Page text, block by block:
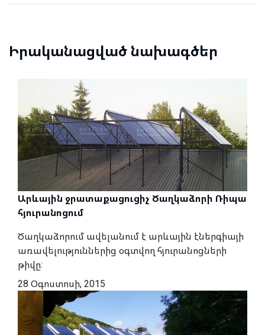
Իրականացված նախագծեր
Արևային ջրատաքացուցիչ Ծաղկաձորի Ռիպա
հյուրանոցում
Ծաղկաձորում ավելանում է արևային էներգիայի
առավելություններից օգտվող հյուրանոցների
թիվը:
28 Օգոստոսի, 2015